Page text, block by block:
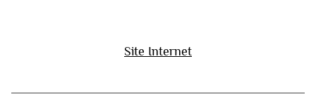
Site Internet